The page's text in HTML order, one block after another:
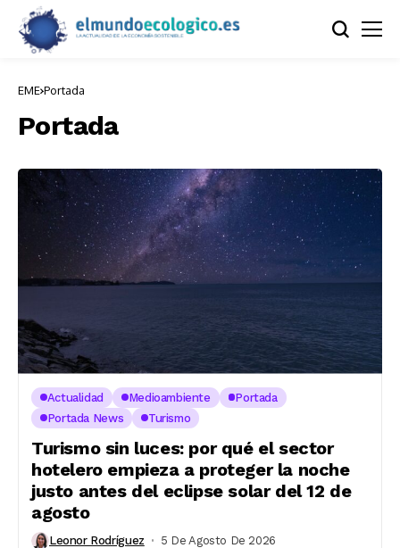
EME Portada
Portada
Actualidad Medioambiente
Portada
Portada News
Turismo
Turismo sin luces: por qué el sector
hotelero empieza a proteger la noche
justo antes del eclipse solar del 12 de
agosto
Leonor Rodríguez 5 De Agosto De 2026